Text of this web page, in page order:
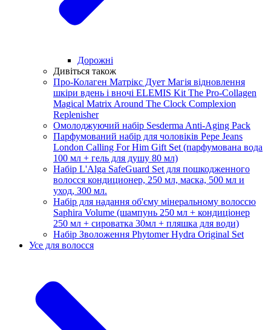
Дорожні
Дивіться також
Про-Колаген Матрікс Дует Магія відновлення
шкіри вдень і вночі ELEMIS Kit The Pro-Collagen
Magical Matrix Around The Clock Complexion
Replenisher
Омолоджуючий набір Sesderma Anti-Aging Pack
Парфумований набір для чоловіків Pepe Jeans
London Calling For Him Gift Set (парфумована вода
100 мл + гель для душу 80 мл)
Набір L'Alga SafeGuard Set для пошкодженного
волосся кондиционер, 250 мл, маска, 500 мл и
уход, З00 мл.
Набір для надання об'єму мінеральному волоссю
Saphira Volume (шампунь 250 мл + кондиціонер
250 мл + сироватка 30мл + пляшка для води)
Набір Зволоження Phytomer Hydra Original Set
Усе для волосся